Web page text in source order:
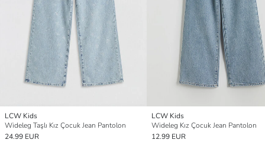
LCW Kids
Wideleg Taşlı Kız Çocuk Jean Pantolon
24.99 EUR
LCW Kids
Wideleg Kız Çocuk Jean Pantolon
12.99 EUR